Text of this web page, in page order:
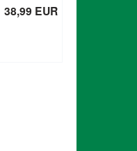
38,99 EUR